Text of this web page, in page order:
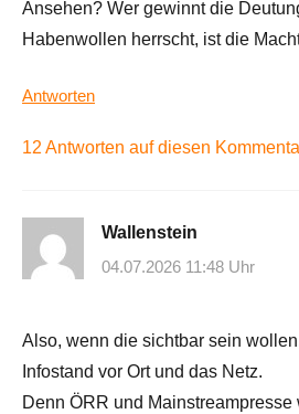
Ansehen? Wer gewinnt die
Habenwollen herrscht, ist die
Antworten
12 Antworten auf diesen
Wallenstein
04.07.2026 11:48 Uhr
Also, wenn die sichtbar sein
Infostand vor Ort und das Netz.
Denn ÖRR und